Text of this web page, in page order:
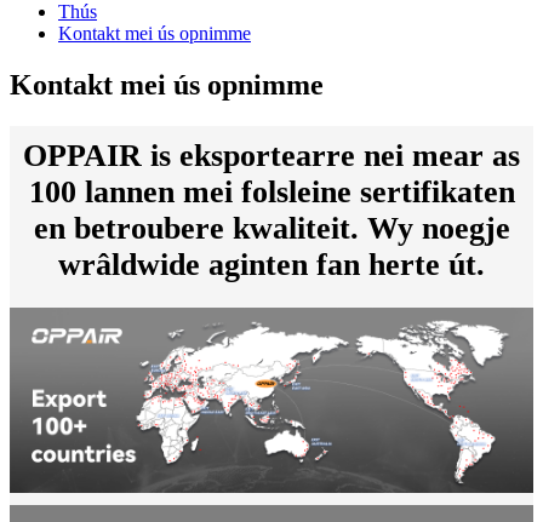
Thús
Kontakt mei ús opnimme
Kontakt mei ús opnimme
OPPAIR is eksportearre nei mear as
100 lannen mei folsleine sertifikaten
en betroubere kwaliteit. Wy noegje
wrâldwide aginten fan herte út.